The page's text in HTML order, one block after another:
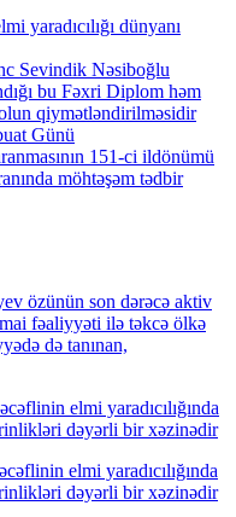
yaradıcılığı dünyanı
Sevindik Nəsiboğlu
bu Fəxri Diplom həm
qiymətləndirilməsidir
Günü
151-ci ildönümü
möhtəşəm tədbir
özünün son dərəcə aktiv
fəaliyyəti ilə təkcə ölkə
də tanınan,
elmi yaradıcılığında
dəyərli bir xəzinədir
elmi yaradıcılığında
dəyərli bir xəzinədir